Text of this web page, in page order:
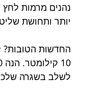
נהנים מרמות לחץ
יותר ותחושת
לשלב בשגרה